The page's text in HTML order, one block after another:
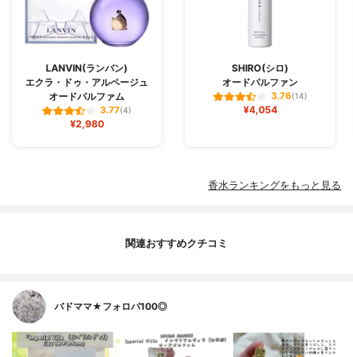
LANVIN(ランバン)
エクラ・ドゥ・アルページュ
オードパルファム
3.77(4)
¥2,980
SHIRO(シロ)
オードパルファン
3.76(14)
¥4,054
香水ランキングをもっと見る
関連おすすめクチコミ
バドママ★フォロバ100◎